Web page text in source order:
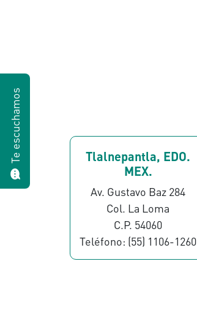
Tlalnepantla, EDO.
MEX.
Av. Gustavo Baz 284
Col. La Loma
C.P. 54060
Teléfono: (55) 1106-1260
Te escuchamos